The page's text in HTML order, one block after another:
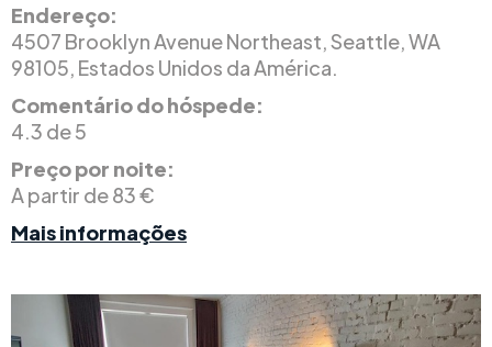
Endereço:
4507 Brooklyn Avenue Northeast, Seattle, WA
98105, Estados Unidos da América.
Comentário do hóspede:
4.3 de 5
Preço por noite:
A partir de 83 €
Mais informações